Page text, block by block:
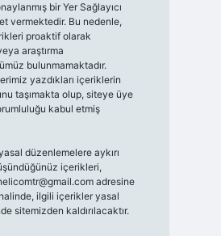
bir Yer Sağlayıcı
vermektedir. Bu nedenle,
proaktif olarak
araştırma
bulunmamaktadır.
yazdıkları içeriklerin
taşımakta olup, siteye üye
kabul etmiş
düzenlemelere aykırı
içerikleri,
adresine
ilgili içerikler yasal
sitemizden kaldırılacaktır.